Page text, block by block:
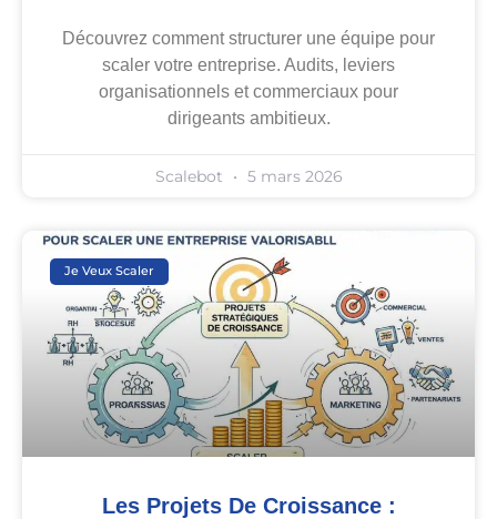
Découvrez comment structurer une équipe pour
scaler votre entreprise. Audits, leviers
organisationnels et commerciaux pour
dirigeants ambitieux.
Scalebot 5 mars 2026
Je Veux Scaler
Les Projets De Croissance :